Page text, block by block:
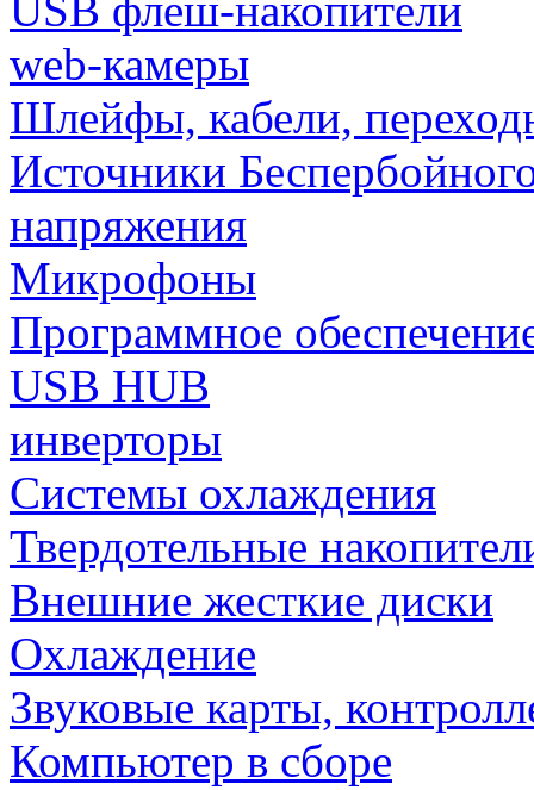
USB флеш-накопители
web-камеры
Шлейфы, кабели,
Источники
напряжения
Микрофоны
Программное
USB HUB
инверторы
Системы охлаждения
Твердотельные
Внешние жесткие диски
Охлаждение
Звуковые карты,
Компьютер в сборе